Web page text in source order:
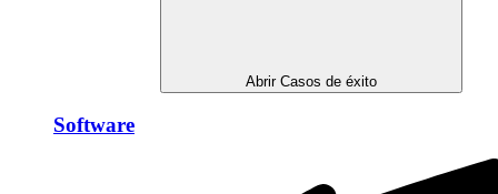
Abrir Casos de éxito
Software